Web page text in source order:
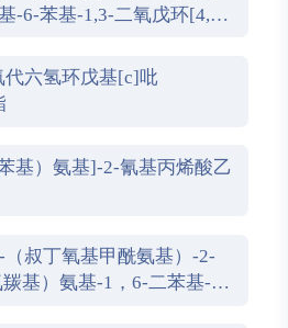
-6-苯基-1,3-二氧戊环[4,5-
代六氢环戊基[c]吡
基）氨基]-2-氰基丙烯酸乙
（叔丁氧基甲酰氨基）-2-
羰基）氨基-1，6-二苯基-3-